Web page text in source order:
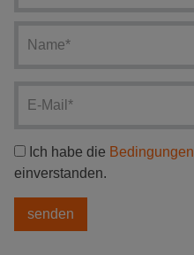
Ich habe die Bedingungen
einverstanden.